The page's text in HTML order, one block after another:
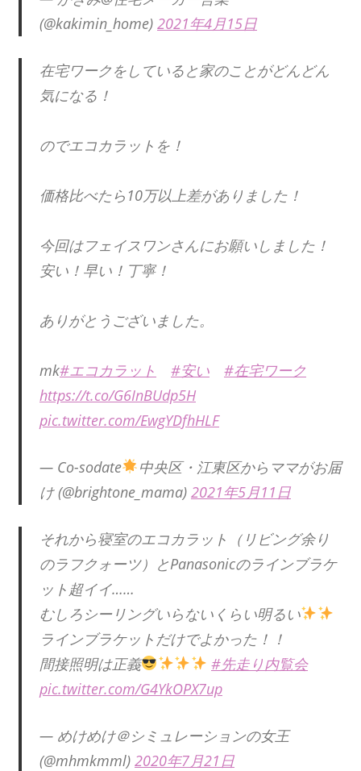
(@kakimin_home) 2021年4月15日
在宅ワークをしていると家のことがどんどん
気になる！
のでエコカラットを！
価格比べたら10万以上差がありました！
今回はフェイスワンさんにお願いしました！
安い！早い！丁寧！
ありがとうございました。
mk#エコカラット #安い
#在宅ワーク
https://t.co/G6InBUdp5H
pic.twitter.com/EwgYDfhHLF
— Co-sodate
中央区・江東区からママがお届
け (@brightone_mama) 2021年5月11日
それから寝室のエコカラット（リビング余り
のラフクォーツ）とPanasonicのラインブラケ
ット超イイ……
むしろシーリングいらないくらい明るい
ラインブラケットだけでよかった！！
間接照明は正義
#先走り内覧会
pic.twitter.com/G4YkOPX7up
— めけめけ＠シミュレーションの女王
(@mhmkmml) 2020年7月21日